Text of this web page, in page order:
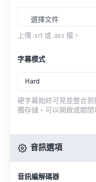
選擇文件
上傳 .srt 或 .ass 檔。
字幕模式
Hard
硬字幕始終可見並整合
獨存儲，可以開啟或關閉
音訊選項
音訊編解碼器